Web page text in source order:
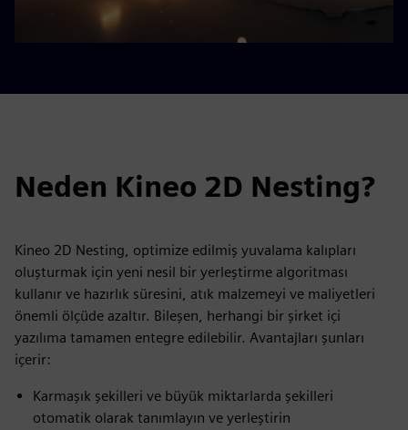
Neden Kineo 2D Nesting?
Kineo 2D Nesting, optimize edilmiş yuvalama kalıpları
oluşturmak için yeni nesil bir yerleştirme algoritması
kullanır ve hazırlık süresini, atık malzemeyi ve maliyetleri
önemli ölçüde azaltır. Bileşen, herhangi bir şirket içi
yazılıma tamamen entegre edilebilir. Avantajları şunları
içerir:
Karmaşık şekilleri ve büyük miktarlarda şekilleri
otomatik olarak tanımlayın ve yerleştirin